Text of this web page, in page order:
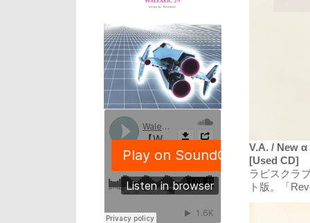
V.A. / New
[Used CD]
ラピスクラ
ト版。「